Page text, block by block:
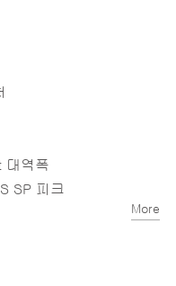
대역폭
SP 피크
More